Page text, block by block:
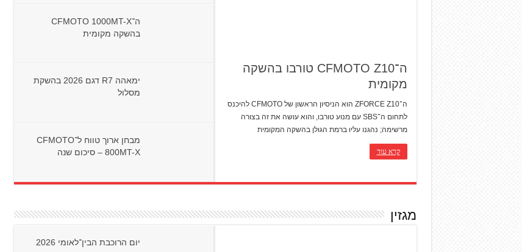
ה־CFMOTO Z10 טורבו בהשקה
מקומית
ה־ZFORCE Z10 הוא הניסיון הראשון של CFMOTO להיכנס
לתחום ה־SBS עם מנוע טורבו, והוא עושה את זה בצורה
מרשימה; נהגנו עליו ברמת הגולן בהשקה המקומית
קרא עוד
ה־CFMOTO 1000MT-X
בהשקה מקומית
ימאהה R7 דגם 2026 בהשקת
מסלול
מבחן ארוך טווח ל־CFMOTO
800MT-X – סיכום שנה
מגזין
יום הרוכבת הבין־לאומי 2026